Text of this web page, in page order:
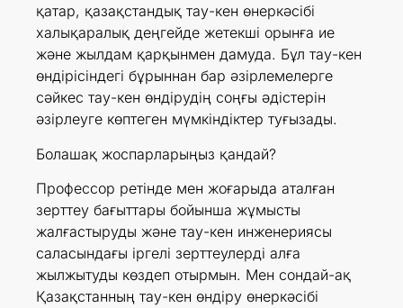
қатар, қазақстандық тау-кен өнеркәсібі
халықаралық деңгейде жетекші орынға ие
және жылдам қарқынмен дамуда. Бұл тау-кен
өндірісіндегі бұрыннан бар әзірлемелерге
сәйкес тау-кен өндірудің соңғы әдістерін
әзірлеуге көптеген мүмкіндіктер туғызады.
Болашақ жоспарларыңыз қандай?
Профессор ретінде мен жоғарыда аталған
зерттеу бағыттары бойынша жұмысты
жалғастыруды және тау-кен инженериясы
саласындағы іргелі зерттеулерді алға
жылжытуды көздеп отырмын. Мен сондай-ақ
Қазақстанның тау-кен өндіру өнеркәсібі